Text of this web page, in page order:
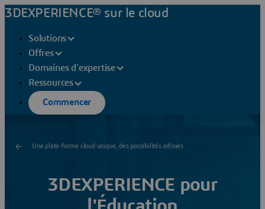
3DEXPERIENCE® sur le cloud
Solutions
Offres
Domaines d'expertise
Ressources
Commencer
Une plate-forme cloud unique, des possibilités infinies
3DEXPERIENCE pour